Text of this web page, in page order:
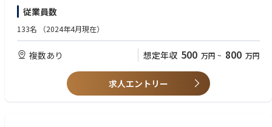
がると思っておりますのでフルフレックスです。
●AIチーム(４名)●
・Microsoft Copilot を利用したエージェント運用・管理
・Azureを利用したAIエージェント基盤の構築・連携
・AIエージェントの運用支援
【歓迎】
・Azure上でのシステム構築・運用経験
・AIエージェント、チャットボット等の運用・改善経験
・LangChain / LlamaIndex 等のフレームワーク利用経験
・機械学習・深層学習に関する基礎知識（ 学習／推論／評価の基本概念を
理解しているレベル）
従業員数
133名 （2024年4月現在）
複数あり 想定年収 500 万円 ~ 800 万円
求人エントリー